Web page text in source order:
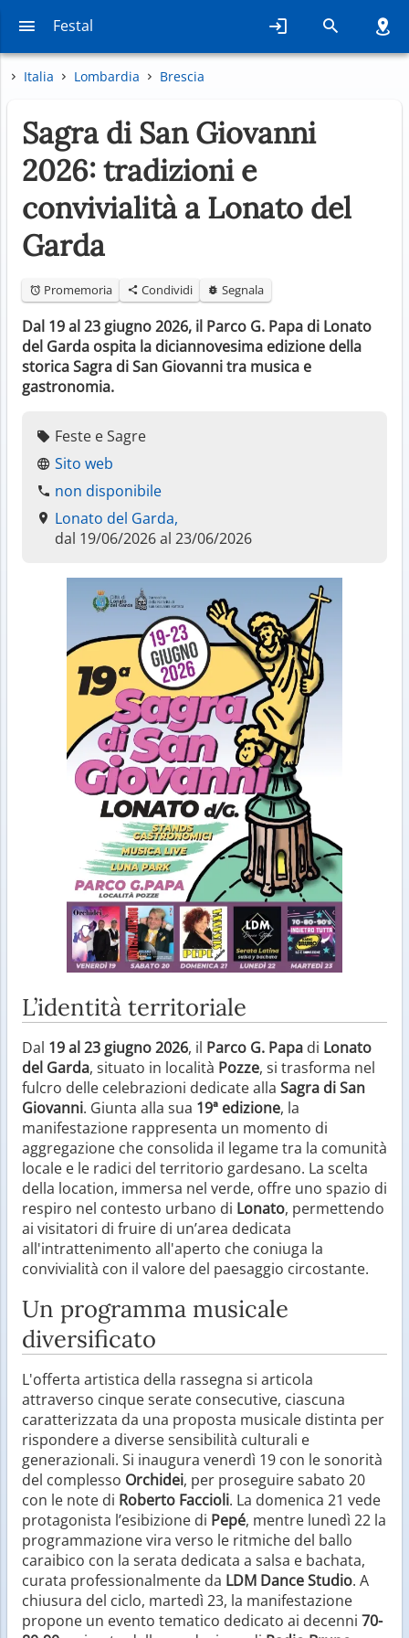
Festal
Italia Lombardia Brescia
Sagra di San Giovanni
2026: tradizioni e
convivialità a Lonato del
Garda
Promemoria Condividi Segnala
Dal 19 al 23 giugno 2026, il Parco G. Papa di Lonato
del Garda ospita la diciannovesima edizione della
storica Sagra di San Giovanni tra musica e
gastronomia.
Feste e Sagre
Sito web
non disponibile
Lonato del Garda,
dal 19/06/2026 al 23/06/2026
L’identità territoriale
Dal 19 al 23 giugno 2026, il Parco G. Papa di Lonato
del Garda, situato in località Pozze, si trasforma nel
fulcro delle celebrazioni dedicate alla Sagra di San
Giovanni. Giunta alla sua 19ª edizione, la
manifestazione rappresenta un momento di
aggregazione che consolida il legame tra la comunità
locale e le radici del territorio gardesano. La scelta
della location, immersa nel verde, offre uno spazio di
respiro nel contesto urbano di Lonato, permettendo
ai visitatori di fruire di un’area dedicata
all'intrattenimento all'aperto che coniuga la
convivialità con il valore del paesaggio circostante.
Un programma musicale
diversificato
L'offerta artistica della rassegna si articola
attraverso cinque serate consecutive, ciascuna
caratterizzata da una proposta musicale distinta per
rispondere a diverse sensibilità culturali e
generazionali. Si inaugura venerdì 19 con le sonorità
del complesso Orchidei, per proseguire sabato 20
con le note di Roberto Faccioli. La domenica 21 vede
protagonista l’esibizione di Pepé, mentre lunedì 22 la
programmazione vira verso le ritmiche del ballo
caraibico con la serata dedicata a salsa e bachata,
curata professionalmente da LDM Dance Studio. A
chiusura del ciclo, martedì 23, la manifestazione
propone un evento tematico dedicato ai decenni 70-